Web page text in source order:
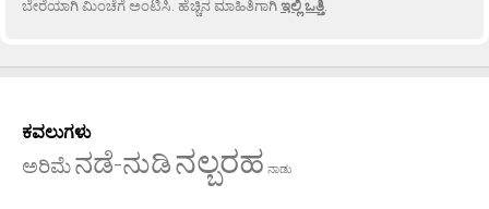
ಬೇರೆಯಾಗಿ ಮಿಂಚೆಗೆ ಅಂಟಿಸಿ. ಹೆಚ್ಚಿನ ಮಾಹಿತಿಗಾಗಿಇಲ್ಲಿ ಒತ್ತಿ
ಕವಲುಗಳು
ಅರಿಮೆನಡೆ-ನುಡಿನಲ್ಬರಹ ನಾಡು